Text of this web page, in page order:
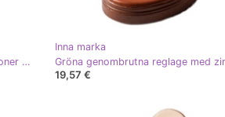
Rosa genombrutna reglage med zirkoner från Irvine
Inna marka
19,57 €